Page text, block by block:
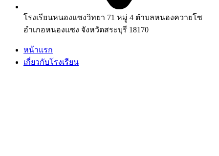
โรงเรียนหนองแซงวิทยา 71 หมู่ 4 ตำบลหนองควายโซ
อำเภอหนองแซง จังหวัดสระบุรี 18170
หน้าแรก
เกี่ยวกับโรงเรียน